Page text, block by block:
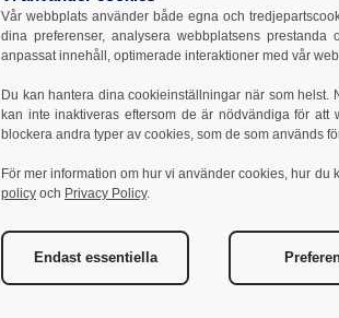
21.57 kr
100% bomulls Keps
Lägg till i Varukorgen
Vår webbplats använder både egna och
dina preferenser, analysera webbplatsens
anpassat innehåll, optimerade interaktioner med vår
Du kan hantera dina cookieinställningar när som
kan inte inaktiveras eftersom de är nödvändiga för
blockera andra typer av cookies, som de som används
För mer information om hur vi använder cookies, hur
policy och Privacy Policy.
Endast essentiella